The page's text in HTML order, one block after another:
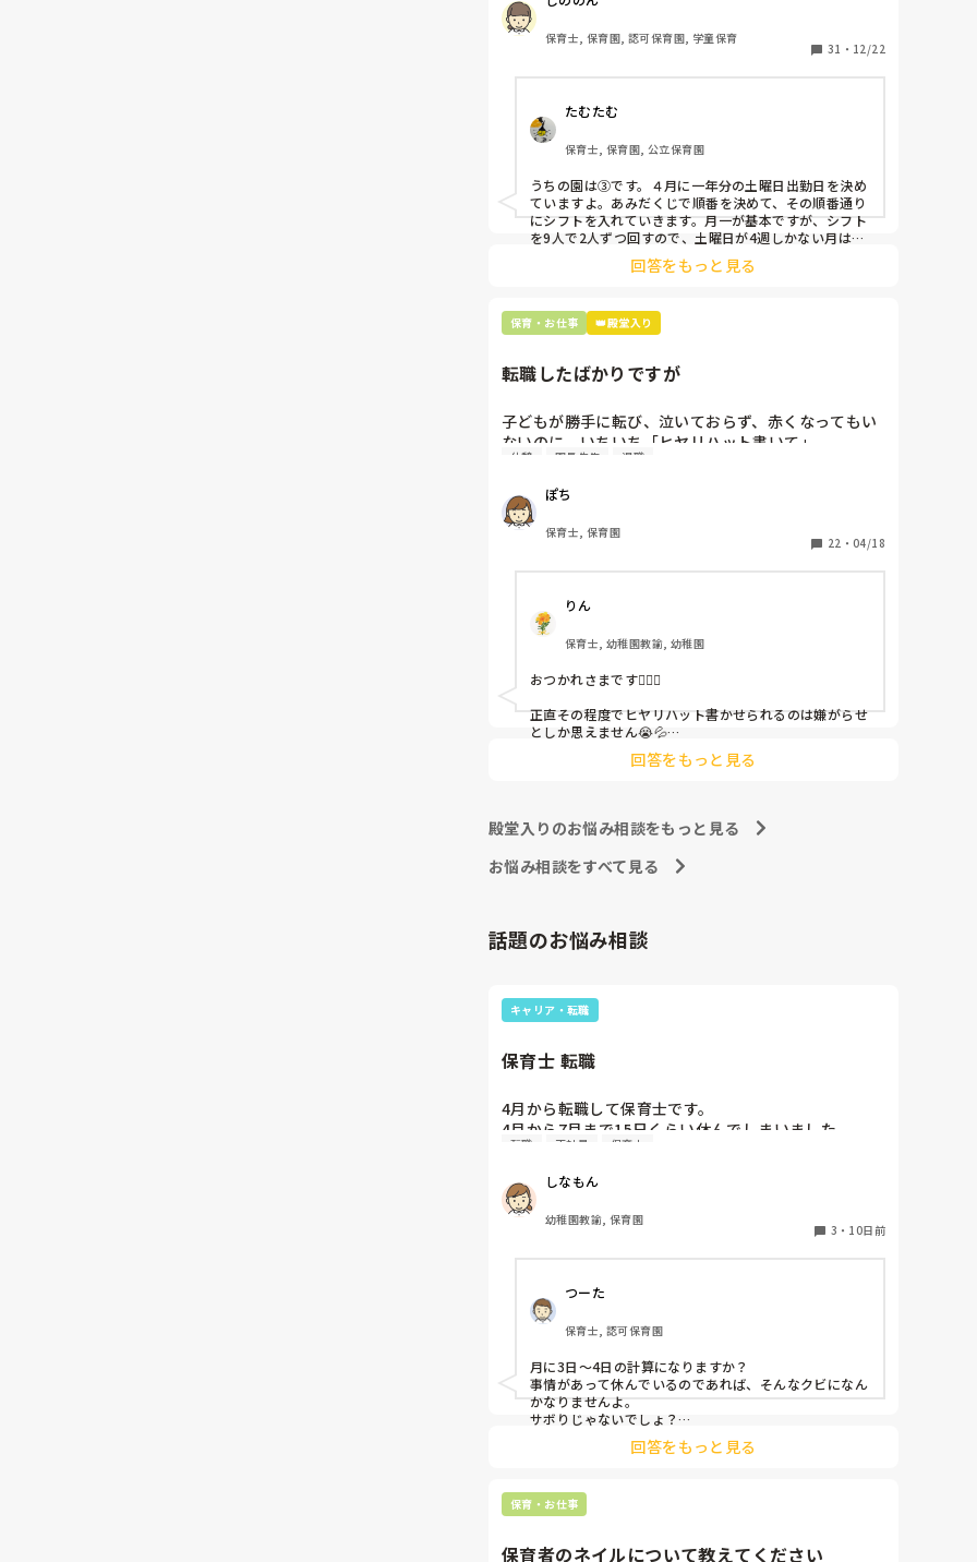
応募の段階では皆、月1〜2回の土曜出勤があることに
同意して入職しているはずですが、いざ勤務が始まる
と一日も土曜出勤が出来ない方ばかりです。
①土曜日の希望休は2日まで、と制限をかける
②毎月、必ず土曜保育に入ることのできる日を1日だ
けピックアップしてもらう
③仮シフトが出た時、土曜出勤が難しければ自身で代
わりの人を交渉して見つけてもらう
上記のいずれかの対策を取り入れることを考えていま
保育士, 保育園, 認可保育園, 学童保育
31 ・ 12/22
たむたむ
保育士, 保育園, 公立保育園
うちの園は③です。４月に一年分の土曜日出勤日を決め
ていますよ。あみだくじで順番を決めて、その順番通り
にシフトを入れていきます。月一が基本ですが、シフト
を9人で2人ずつ回すので、土曜日が4週しかない月は無
しの時もありますよ。その土曜日が出られない人は、同
じシフト時間の人と自分で交代して貰い、主任に報告し
回答をもっと見る
保育・お仕事 👑殿堂入り
転職したばかりですが
子どもが勝手に転び、泣いておらず、赤くなってもい
ないのに、いちいち「ヒヤリハット書いて」
と書かされ
休憩時間に書くしかなく、辛いです
（そう言う本人は書かない）
しかも、上司に↑この内容でも
「どうしたらなくせるか」
呼ばれて一緒に対策を考えさせられること多数
これだけで30〜40分拘束されて辛いです
皆さんの園はどうですか?
休憩 園長先生 退職
ぽち
保育士, 保育園
22 ・ 04/18
りん
保育士, 幼稚園教諭, 幼稚園
おつかれさまです🙇🏻‍♀️
正直その程度でヒヤリハット書かせられるのは嫌がらせ
としか思えません😭💦
他の先生方も同様のことをされているのでしょうか？
回答をもっと見る
殿堂入りのお悩み相談をもっと見る
お悩み相談をすべて見る
話題のお悩み相談
キャリア・転職
保育士 転職
4月から転職して保育士です。
4月から7月まで15日くらい休んでしまいました。
同じクラスの先生いるのですが、いい気しないと思い
すかね？
転職 正社員 保育士
しなもん
幼稚園教諭, 保育園
3 ・ 10日前
つーた
保育士, 認可保育園
月に3日〜4日の計算になりますか？
事情があって休んでいるのであれば、そんなクビになん
かなりませんよ。
サボりじゃないでしょ？
同じクラスの先生が、もしも今後、いい気がしないと言
あることが出てきたら、その時には、話をして必要に応
じて謝るなりすればいいと思います。
り、これからの振る舞いだと思いますよ。
回答をもっと見る
保育・お仕事
保育者のネイルについて教えてください